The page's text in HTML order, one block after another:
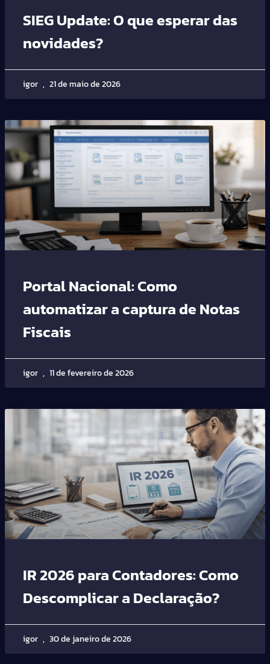
SIEG Update: O que esperar das
novidades?
igor 21 de maio de 2026
Portal Nacional: Como
automatizar a captura de Notas
Fiscais
igor 11 de fevereiro de 2026
IR 2026 para Contadores: Como
Descomplicar a Declaração?
igor 30 de janeiro de 2026